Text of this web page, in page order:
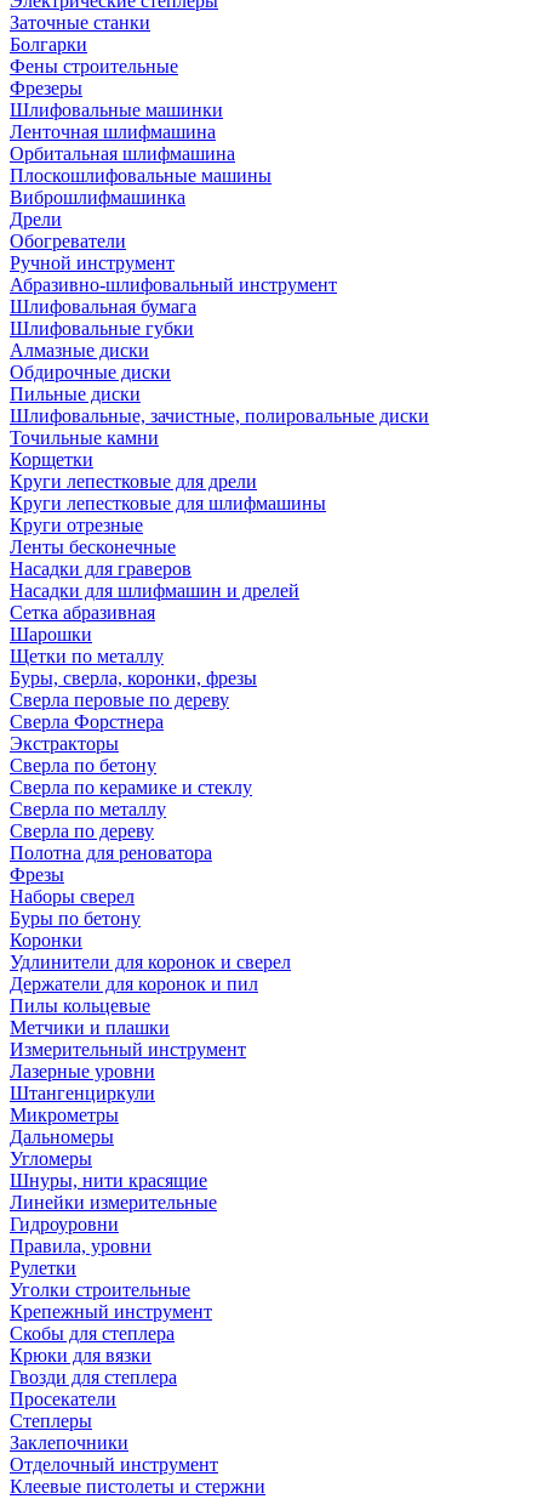
Заточные станки
Болгарки
Фены строительные
Фрезеры
Шлифовальные машинки
Ленточная шлифмашина
Орбитальная шлифмашина
Плоскошлифовальные машины
Виброшлифмашинка
Дрели
Обогреватели
Ручной инструмент
Абразивно-шлифовальный инструмент
Шлифовальная бумага
Шлифовальные губки
Алмазные диски
Обдирочные диски
Пильные диски
Шлифовальные, зачистные, полировальные диски
Точильные камни
Корщетки
Круги лепестковые для дрели
Круги лепестковые для шлифмашины
Круги отрезные
Ленты бесконечные
Насадки для граверов
Насадки для шлифмашин и дрелей
Сетка абразивная
Шарошки
Щетки по металлу
Буры, сверла, коронки, фрезы
Сверла перовые по дереву
Сверла Форстнера
Экстракторы
Сверла по бетону
Сверла по керамике и стеклу
Сверла по металлу
Сверла по дереву
Полотна для реноватора
Фрезы
Наборы сверел
Буры по бетону
Коронки
Удлинители для коронок и сверел
Держатели для коронок и пил
Пилы кольцевые
Метчики и плашки
Измерительный инструмент
Лазерные уровни
Штангенциркули
Микрометры
Дальномеры
Угломеры
Шнуры, нити красящие
Линейки измерительные
Гидроуровни
Правила, уровни
Рулетки
Уголки строительные
Крепежный инструмент
Скобы для степлера
Крюки для вязки
Гвозди для степлера
Просекатели
Степлеры
Заклепочники
Отделочный инструмент
Клеевые пистолеты и стержни